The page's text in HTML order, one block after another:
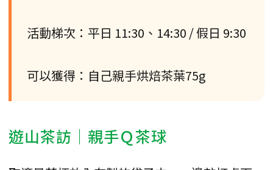
活動梯次：平日 11:30、14:30 / 假日 9:30
可以獲得：自己親手烘焙茶葉75g
遊山茶訪｜親手Ｑ茶球